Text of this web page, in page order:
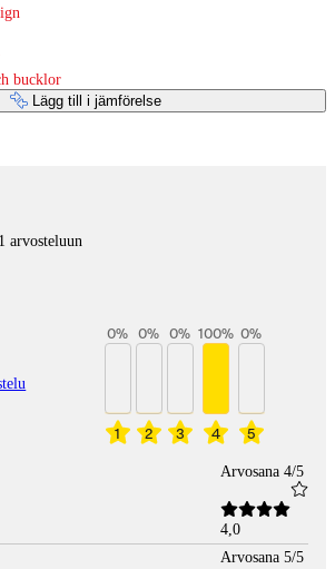
bucklor
Lägg till i jämförelse
arvosteluun
1
0%
2
0%
3
0%
4
100%
5
0%
Arvosana 4/5
4,0
Arvosana 5/5